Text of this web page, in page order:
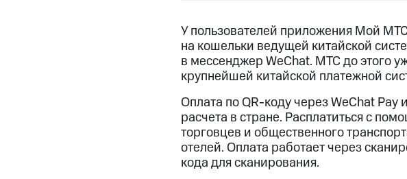
У пользователей приложения Мой
на кошельки ведущей китайской
в мессенджер WeChat. МТС до этого
крупнейшей китайской платежной
Оплата по QR-коду через WeChat
расчета в стране. Расплатиться с
торговцев и общественного
отелей. Оплата работает через
кода для сканирования.